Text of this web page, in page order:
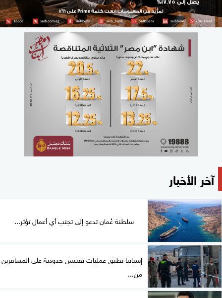
آخر الأخبار
سلطنة عُمان تدعو إلى تجنب أي أعمال تؤثر...
إسبانيا تطبق عمليات تفتيش حدودية على المسافرين
من...